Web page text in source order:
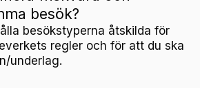
besök?
besökstyperna åtskilda för
regler och för att du ska
underlag.